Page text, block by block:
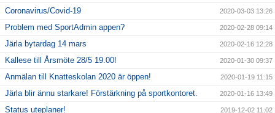
Coronavirus/Covid-19 2020-03-03 13:26
Problem med SportAdmin appen? 2020-02-28 09:14
Järla bytardag 14 mars 2020-02-16 12:28
Kallese till Årsmöte 28/5 19.00! 2020-01-30 09:37
Anmälan till Knatteskolan 2020 är öppen! 2020-01-19 11:15
Järla blir ännu starkare! Förstärkning på sportkontoret. 2020-01-16 13:49
Status uteplaner! 2019-12-02 11:02